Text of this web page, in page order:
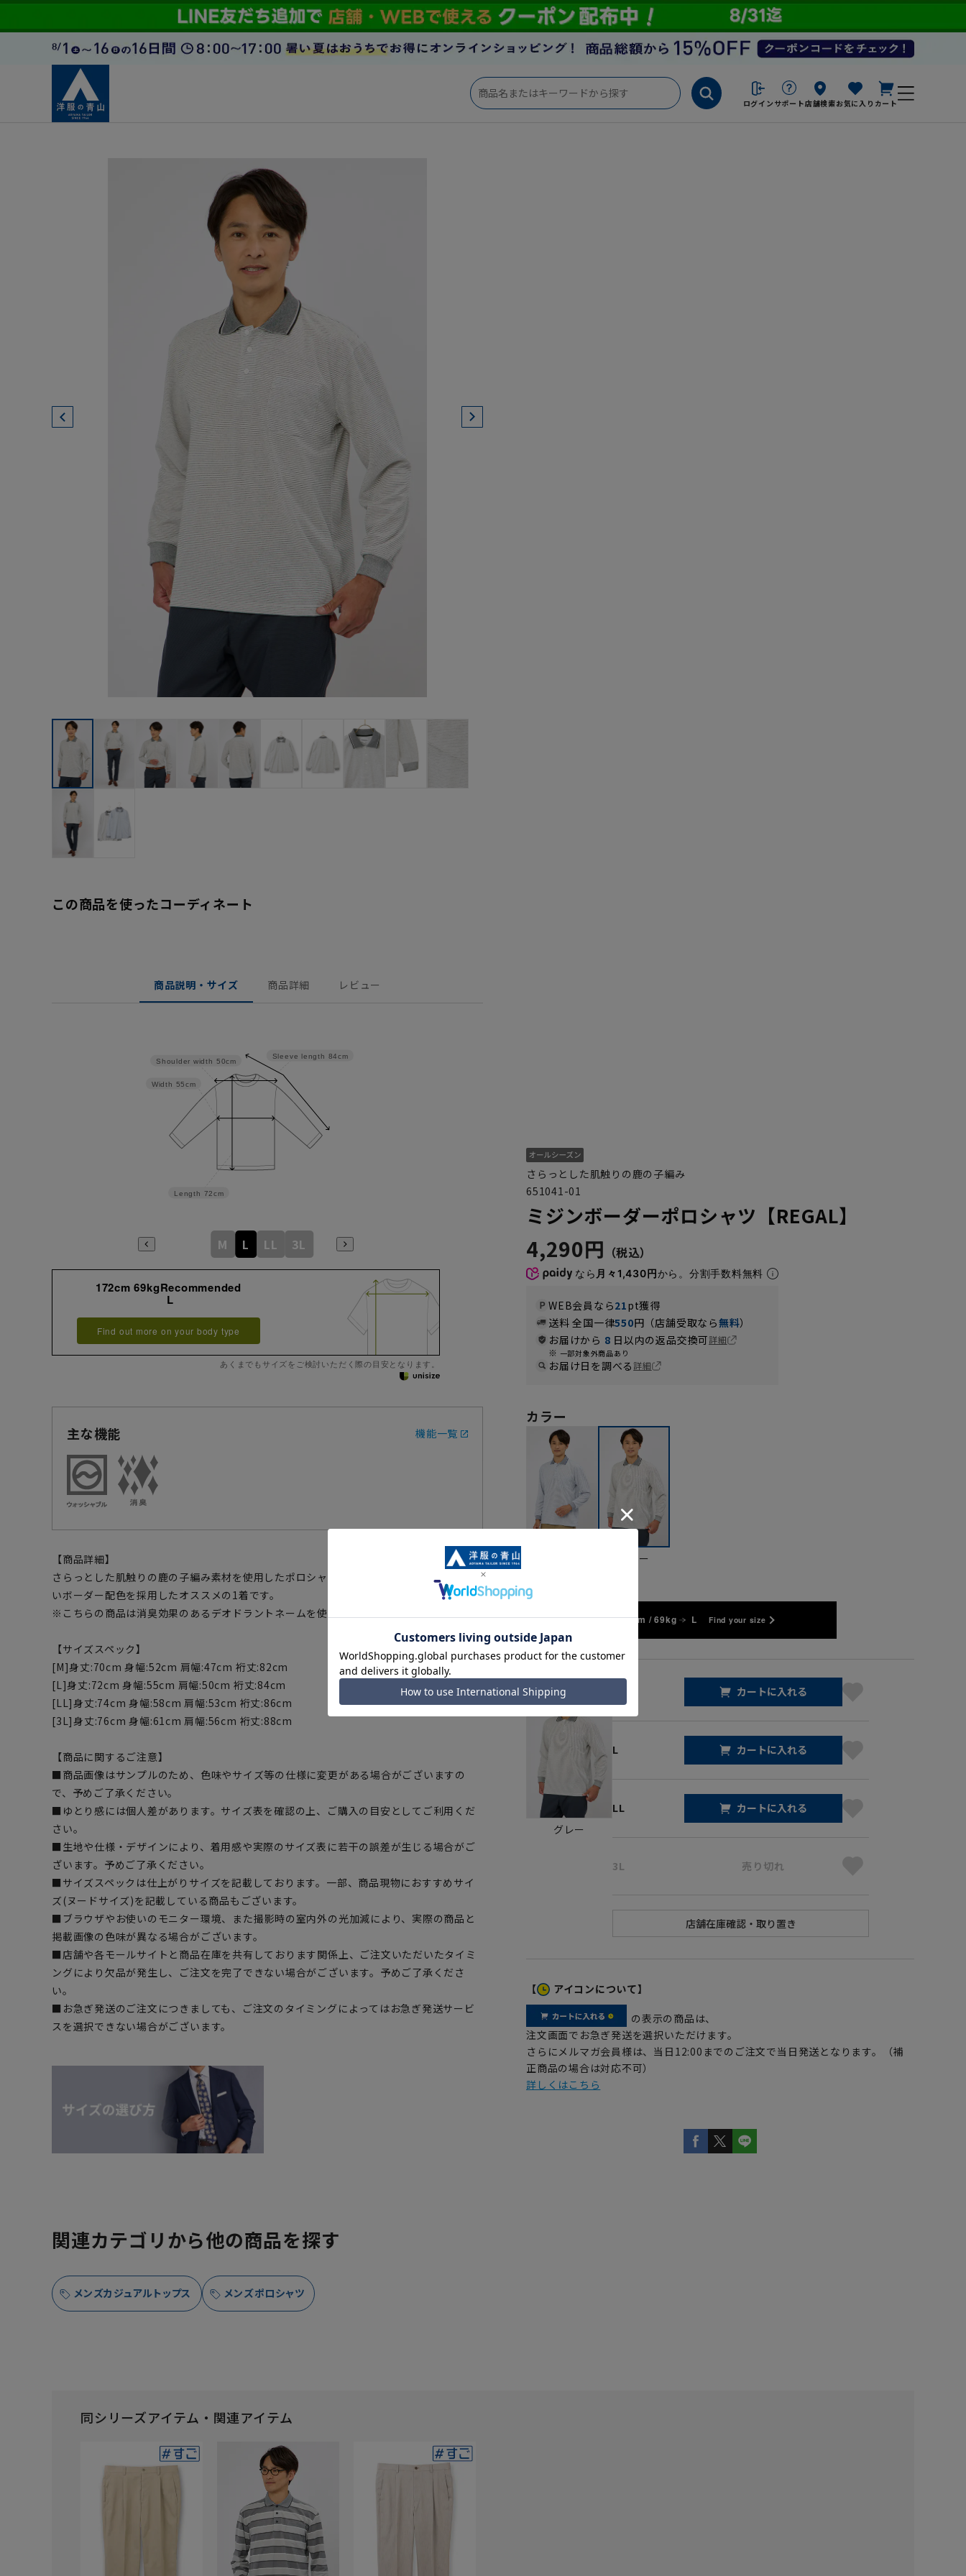
ログイン サポート店舗検索お気に入り カート
この商品を使ったコーディネート
商品説明・サイズ 商品詳細 レビュー
Sleeve length 84cm
Length 72cm
Width 55cm
Shoulder width 50cm
M L LL 3L
172cm 69kgRecommended
L
Find out more on your body type
あくまでもサイズをご検討いただく際の目安となります。
主な機能 機能一覧
【商品詳細】
さらっとした肌触りの鹿の子編み素材を使用したポロシャツです。コーディネートしやす
いボーダー配色を採用したオススメの1着です。
※こちらの商品は消臭効果のあるデオドラントネームを使用しています。
【サイズスペック】
[M]身丈:70cm 身幅:52cm 肩幅:47cm 裄丈:82cm
[L]身丈:72cm 身幅:55cm 肩幅:50cm 裄丈:84cm
[LL]身丈:74cm 身幅:58cm 肩幅:53cm 裄丈:86cm
[3L]身丈:76cm 身幅:61cm 肩幅:56cm 裄丈:88cm
【商品に関するご注意】
■商品画像はサンプルのため、色味やサイズ等の仕様に変更がある場合がございますの
で、予めご了承ください。
■ゆとり感には個人差があります。サイズ表を確認の上、ご購入の目安としてご利用くだ
さい。
■生地や仕様・デザインにより、着用感や実際のサイズ表に若干の誤差が生じる場合がご
ざいます。予めご了承ください。
■サイズスペックは仕上がりサイズを記載しております。一部、商品現物におすすめサイ
ズ(ヌードサイズ)を記載している商品もございます。
■ブラウザやお使いのモニター環境、また撮影時の室内外の光加減により、実際の商品と
掲載画像の色味が異なる場合がございます。
■店舗や各モールサイトと商品在庫を共有しております関係上、ご注文いただいたタイミ
ングにより欠品が発生し、ご注文を完了できない場合がございます。予めご了承くださ
い。
■お急ぎ発送のご注文につきましても、ご注文のタイミングによってはお急ぎ発送サービ
スを選択できない場合がございます。
さらっとした肌触りの鹿の子編み
651041-01
ミジンボーダーポロシャツ【REGAL】
4,290円
なら 月々1,430円から。分割手数料無料
WEB会員なら21pt獲得
送料 全国一律550円（店舗受取なら無料）
お届けから 8 日以内の返品交換可詳細
一部対象外商品あり
お届け日を調べる詳細
カラー
グレー
172cm / 69kg L Find your size
グレー
カートに入れる
L カートに入れる
LL カートに入れる
3L 売り切れ
【 アイコンについて】
の表示の商品は、
注文画面でお急ぎ発送を選択いただけます。
さらにメルマガ会員様は、当日12:00までのご注文で当日発送となります。（補
正商品の場合は対応不可）
詳しくはこちら
関連カテゴリから他の商品を探す
メンズカジュアルトップス メンズポロシャツ
同シリーズアイテム・関連アイテム